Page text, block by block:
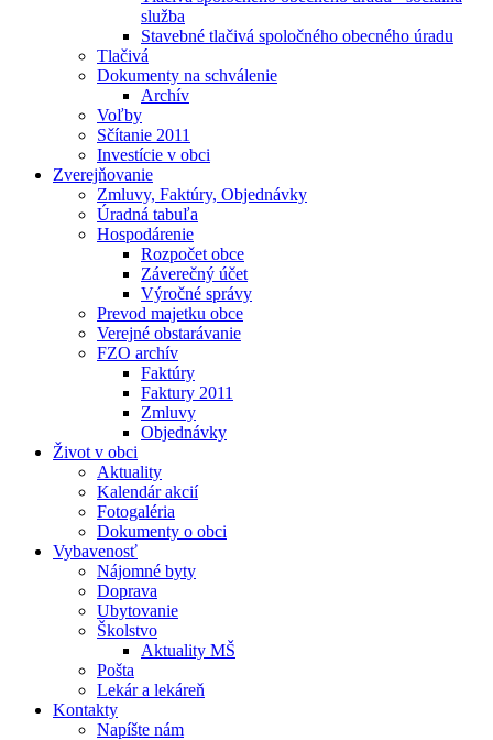
služba
Stavebné tlačivá spoločného obecného úradu
Tlačivá
Dokumenty na schválenie
Archív
Voľby
Sčítanie 2011
Investície v obci
Zverejňovanie
Zmluvy, Faktúry, Objednávky
Úradná tabuľa
Hospodárenie
Rozpočet obce
Záverečný účet
Výročné správy
Prevod majetku obce
Verejné obstarávanie
FZO archív
Faktúry
Faktury 2011
Zmluvy
Objednávky
Život v obci
Aktuality
Kalendár akcií
Fotogaléria
Dokumenty o obci
Vybavenosť
Nájomné byty
Doprava
Ubytovanie
Školstvo
Aktuality MŠ
Pošta
Lekár a lekáreň
Kontakty
Napíšte nám